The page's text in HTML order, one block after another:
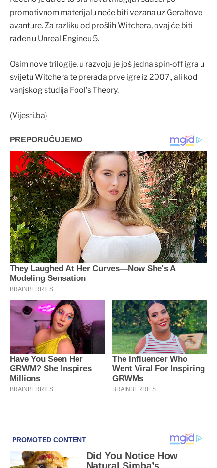
promotivnom materijalu neće biti vezana uz Geraltove
avanture. Za razliku od prošlih Witchera, ovaj će biti
rađen u Unreal Engineu 5.
Osim nove trilogije, u razvoju je još jedna spin-off igra u
svijetu Witchera te prerada prve igre iz 2007., ali kod
vanjskog studija Fool’s Theory.
(Vijesti.ba)